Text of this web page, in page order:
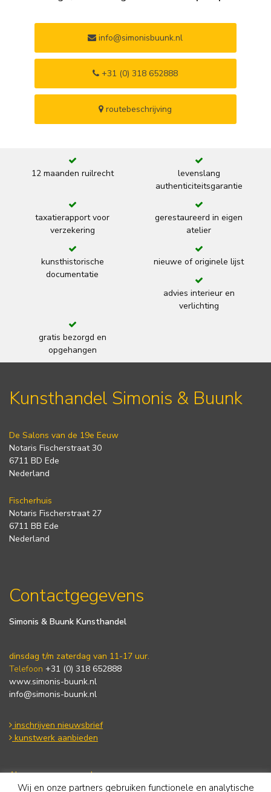
info@simonisbuunk.nl
+31 (0) 318 652888
routebeschrijving
12 maanden ruilrecht
levenslang
authenticiteitsgarantie
taxatierapport voor
verzekering
gerestaureerd in eigen
atelier
kunsthistorische
documentatie
nieuwe of originele lijst
advies interieur en
verlichting
gratis bezorgd en
opgehangen
Kunsthandel Simonis & Buunk
De Salons van de 19e Eeuw
Notaris Fischerstraat 30
6711 BD Ede
Nederland
Fischerhuis
Notaris Fischerstraat 27
6711 BB Ede
Nederland
Contactgegevens
Simonis & Buunk Kunsthandel
dinsdag t/m zaterdag van 11-17 uur.
Telefoon +31 (0) 318 652888
www.simonis-buunk.nl
info@simonis-buunk.nl
inschrijven nieuwsbrief
kunstwerk aanbieden
Algemene voorwaarden
Privacy statement
Wij en onze partners gebruiken functionele en analytische